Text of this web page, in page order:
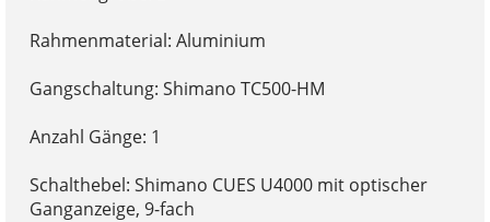
Rahmenmaterial: Aluminium
Gangschaltung: Shimano TC500-HM
Anzahl Gänge: 1
Schalthebel: Shimano CUES U4000 mit optischer
Ganganzeige, 9-fach